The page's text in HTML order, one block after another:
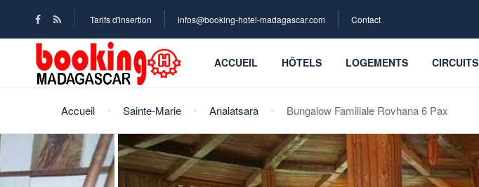
Tarifs d'insertion infos@booking-hotel-madagascar.com Contact
ACCUEIL HÔTELS LOGEMENTS CIRCUITS
Accueil Sainte-Marie Analatsara Bungalow Familiale Rovhana 6 Pax